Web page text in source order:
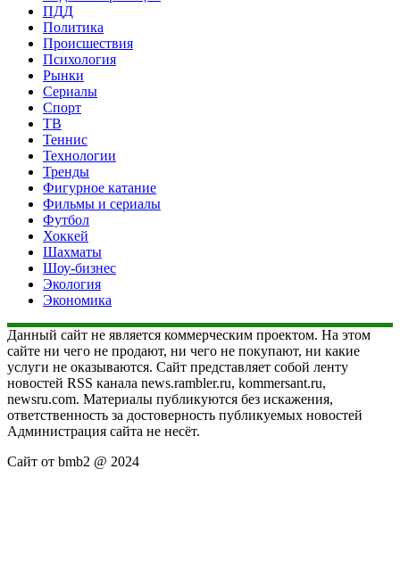
ПДД
Политика
Происшествия
Психология
Рынки
Сериалы
Спорт
ТВ
Теннис
Технологии
Тренды
Фигурное катание
Фильмы и сериалы
Футбол
Хоккей
Шахматы
Шоу-бизнес
Экология
Экономика
Данный сайт не является коммерческим проектом. На этом
сайте ни чего не продают, ни чего не покупают, ни какие
услуги не оказываются. Сайт представляет собой ленту
новостей RSS канала news.rambler.ru, kommersant.ru,
newsru.com. Материалы публикуются без искажения,
ответственность за достоверность публикуемых новостей
Администрация сайта не несёт.
Сайт от bmb2 @ 2024